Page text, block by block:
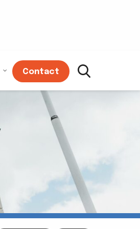
Contact